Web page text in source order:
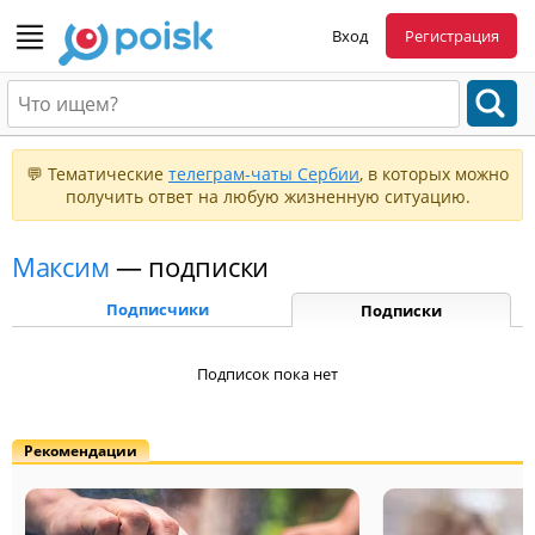
Вход Регистрация
💬 Тематические телеграм-чаты Сербии, в которых можно
получить ответ на любую жизненную ситуацию.
Максим — подписки
Подписчики Подписки
Подписок пока нет
Рекомендации